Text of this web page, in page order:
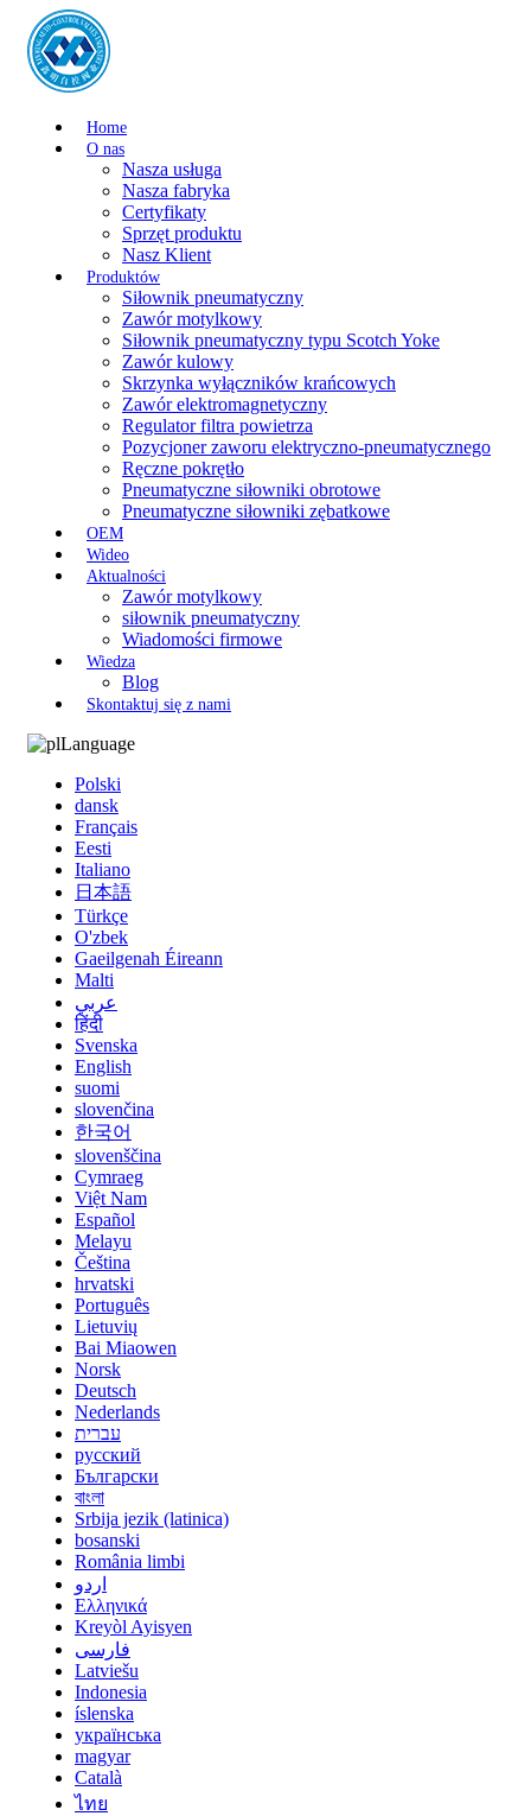
Home
O nas
Nasza usługa
Nasza fabryka
Certyfikaty
Sprzęt produktu
Nasz Klient
Produktów
Siłownik pneumatyczny
Zawór motylkowy
Siłownik pneumatyczny typu Scotch Yoke
Zawór kulowy
Skrzynka wyłączników krańcowych
Zawór elektromagnetyczny
Regulator filtra powietrza
Pozycjoner zaworu elektryczno-pneumatycznego
Ręczne pokrętło
Pneumatyczne siłowniki obrotowe
Pneumatyczne siłowniki zębatkowe
OEM
Wideo
Aktualności
Zawór motylkowy
siłownik pneumatyczny
Wiadomości firmowe
Wiedza
Blog
Skontaktuj się z nami
Language
Polski
dansk
Français
Eesti
Italiano
日本語
Türkçe
O'zbek
Gaeilgenah Éireann
Malti
عربي
हिंदी
Svenska
English
suomi
slovenčina
한국어
slovenščina
Cymraeg
Việt Nam
Español
Melayu
Čeština
hrvatski
Português
Lietuvių
Bai Miaowen
Norsk
Deutsch
Nederlands
עברית
русский
Български
বাংলা
Srbija jezik (latinica)
bosanski
România limbi
اردو
Ελληνικά
Kreyòl Ayisyen
فارسی
Latviešu
Indonesia
íslenska
українська
magyar
Català
ไทย